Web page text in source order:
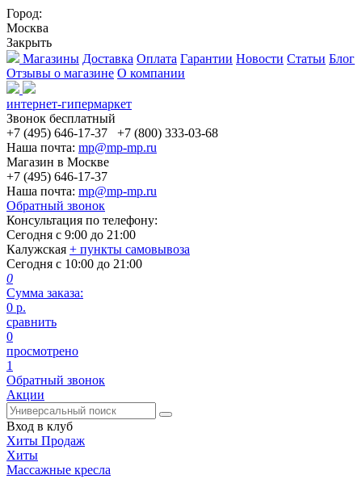
Город:
Москва
Закрыть
Магазины Доставка Оплата Гарантии Новости Статьи Блог
Отзывы о магазине О компании
интернет-гипермаркет
Звонок бесплатный
+7 (495) 646-17-37
+7 (800) 333-03-68
Наша почта: mp@mp-mp.ru
Магазин в Москве
+7 (495) 646-17-37
Наша почта: mp@mp-mp.ru
Обратный звонок
Консультация по телефону:
Сегодня с 9:00 до 21:00
Калужская + пункты самовывоза
Сегодня с 10:00 до 21:00
0
Сумма заказа:
0 р.
сравнить
0
просмотрено
1
Обратный звонок
Акции
Вход в клуб
Хиты Продаж
Хиты
Массажные кресла